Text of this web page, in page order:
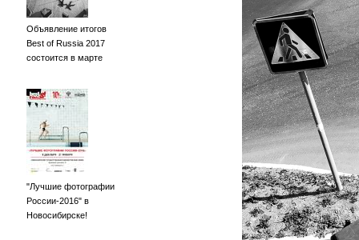
Объявление итогов
Best of Russia 2017
состоится в марте
"Лучшие фотографии
России-2016" в
Новосибирске!